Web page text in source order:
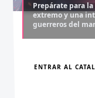
Prepárate para
extremo y una
guerreros del
ENTRAR AL
Desbloquea
y accede al
RECARGAR
Asciende al rango
descargas
VER BENEFICIOS